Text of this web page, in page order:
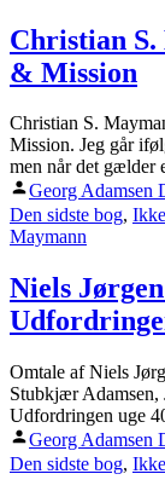
Christian S.
& Mission
Christian S.
Mission. Jeg går
men når det gælder
Posted
by
Georg Adamsen
Den sidste bog,
Maymann
Niels
Omtale af Niels
Stubkjær Adamsen,
Udfordringen uge
Posted
by
Georg Adamsen
Den sidste bog,